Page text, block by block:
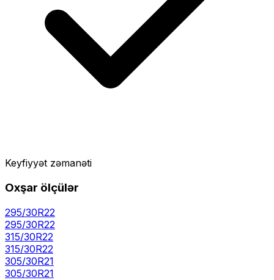
Keyfiyyət zəmanəti
Oxşar ölçülər
295/30R22
295/30R22
315/30R22
315/30R22
305/30R21
305/30R21